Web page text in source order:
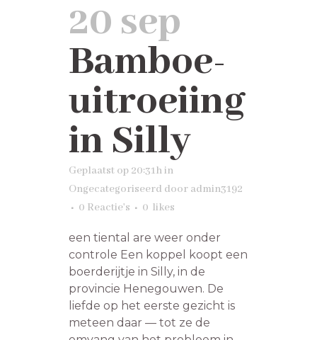
20 sep
Bamboe-
uitroeiing
in Silly
Geplaatst op 20:31hin
Ongecategoriseerd door admin3192
0 Reactie's
0 likes
een tiental are weer onder
controle Een koppel koopt een
boerderijtje in Silly, in de
provincie Henegouwen. De
liefde op het eerste gezicht is
meteen daar — tot ze de